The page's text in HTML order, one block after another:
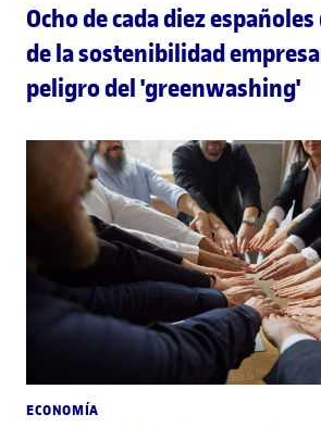
Ocho de cada diez
de la sostenibilidad
peligro del 'greenwashing'
ECONOMÍA